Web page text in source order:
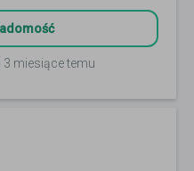
miesiące temu